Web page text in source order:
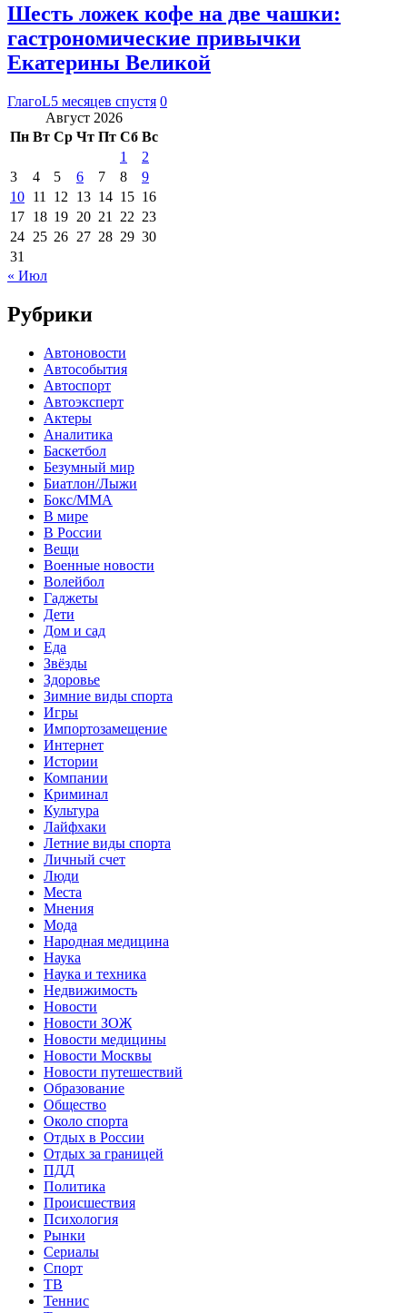
Шесть ложек кофе на две чашки:
гастрономические привычки
Екатерины Великой
ГлагоL5 месяцев спустя 0
Август 2026
Пн Вт Ср Чт Пт Сб Вс
1
2
3
4 5 6 7 8
9
10 11 12 13 14 15 16
17 18 19 20 21 22 23
24 25 26 27 28 29 30
31
« Июл
Рубрики
Автоновости
Автособытия
Автоспорт
Автоэксперт
Актеры
Аналитика
Баскетбол
Безумный мир
Биатлон/Лыжи
Бокс/MMA
В мире
В России
Вещи
Военные новости
Волейбол
Гаджеты
Дети
Дом и сад
Еда
Звёзды
Здоровье
Зимние виды спорта
Игры
Импортозамещение
Интернет
Истории
Компании
Криминал
Культура
Лайфхаки
Летние виды спорта
Личный счет
Люди
Места
Мнения
Мода
Народная медицина
Наука
Наука и техника
Недвижимость
Новости
Новости ЗОЖ
Новости медицины
Новости Москвы
Новости путешествий
Образование
Общество
Около спорта
Отдых в России
Отдых за границей
ПДД
Политика
Происшествия
Психология
Рынки
Сериалы
Спорт
ТВ
Теннис